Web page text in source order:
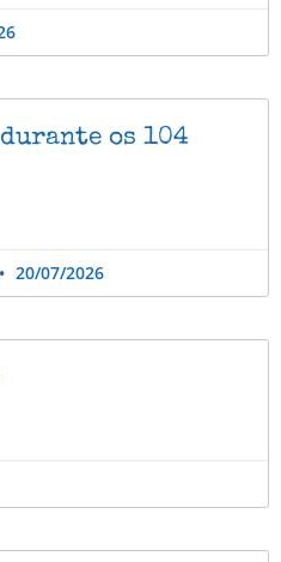
os 104
20/07/2026